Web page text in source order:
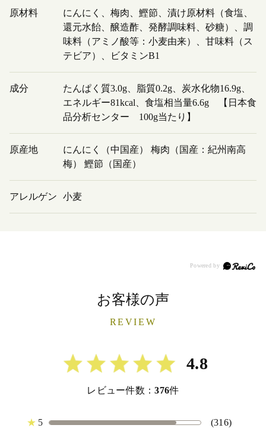
原材料
にんにく、梅肉、鰹節、漬け原材料（食塩、
還元水飴、醸造酢、発酵調味料、砂糖）、調
味料（アミノ酸等：小麦由来）、甘味料（ス
テビア）、ビタミンB1
成分
たんぱく質3.0g、脂質0.2g、炭水化物16.9g、
エネルギー81kcal、食塩相当量6.6g 【日本食
品分析センター 100g当たり】
原産地
にんにく（中国産） 梅肉（国産：紀州南高
梅） 鰹節（国産）
アレルゲン 小麦
お客様の声
REVIEW
4.8
レビュー件数：376件
★ 5
(316)